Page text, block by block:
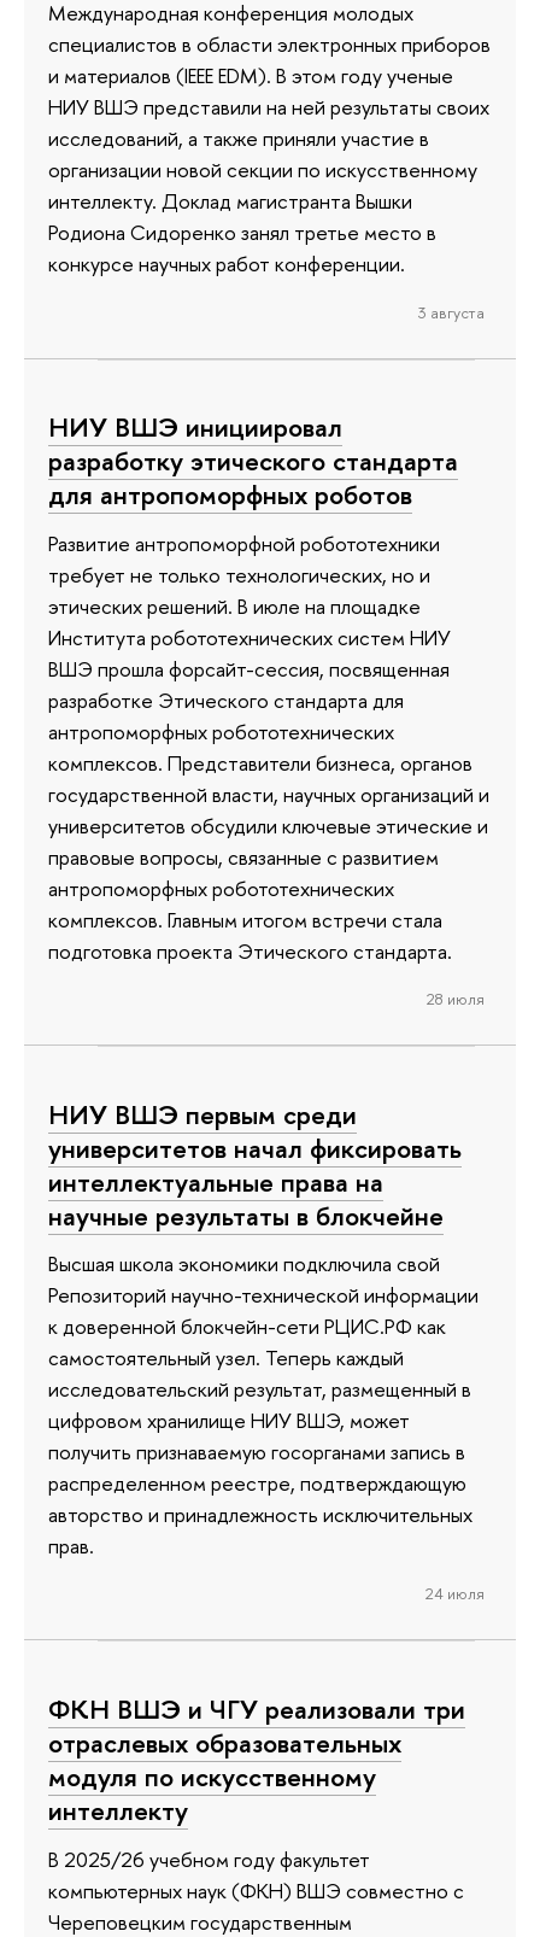
Международная конференция молодых
специалистов в области электронных приборов
и материалов (IEEE EDM). В этом году ученые
НИУ ВШЭ представили на ней результаты своих
исследований, а также приняли участие в
организации новой секции по искусственному
интеллекту. Доклад магистранта Вышки
Родиона Сидоренко занял третье место в
конкурсе научных работ конференции.
3 августа
НИУ ВШЭ инициировал
разработку этического стандарта
для антропоморфных роботов
Развитие антропоморфной робототехники
требует не только технологических, но и
этических решений. В июле на площадке
Института робототехнических систем НИУ
ВШЭ прошла форсайт-сессия, посвященная
разработке Этического стандарта для
антропоморфных робототехнических
комплексов. Представители бизнеса, органов
государственной власти, научных организаций и
университетов обсудили ключевые этические и
правовые вопросы, связанные с развитием
антропоморфных робототехнических
комплексов. Главным итогом встречи стала
подготовка проекта Этического стандарта.
28 июля
НИУ ВШЭ первым среди
университетов начал фиксировать
интеллектуальные права на
научные результаты в блокчейне
Высшая школа экономики подключила свой
Репозиторий научно-технической информации
к доверенной блокчейн-сети РЦИС.РФ как
самостоятельный узел. Теперь каждый
исследовательский результат, размещенный в
цифровом хранилище НИУ ВШЭ, может
получить признаваемую госорганами запись в
распределенном реестре, подтверждающую
авторство и принадлежность исключительных
прав.
24 июля
ФКН ВШЭ и ЧГУ реализовали три
отраслевых образовательных
модуля по искусственному
интеллекту
В 2025/26 учебном году факультет
компьютерных наук (ФКН) ВШЭ совместно с
Череповецким государственным